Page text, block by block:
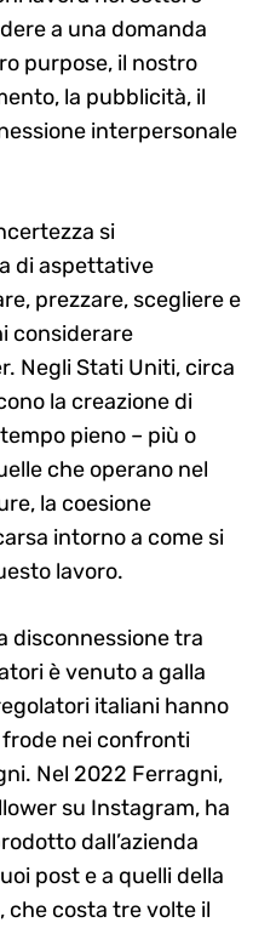
a una domanda
purpose, il nostro
la pubblicità, il
interpersonale
si
di aspettative
prezzare, scegliere e
considerare
Negli Stati Uniti, circa
la creazione di
pieno – più o
che operano nel
la coesione
intorno a come si
lavoro.
disconnessione tra
è venuto a galla
italiani hanno
nei confronti
Nel 2022 Ferragni,
su Instagram, ha
dall’azienda
post e a quelli della
che costa tre volte il